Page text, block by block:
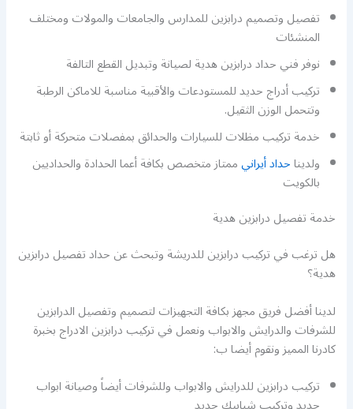
تفصيل وتصميم درابزين للمدارس والجامعات والمولات ومختلف
المنشئات
نوفر فني حداد درابزين هدية لصيانة وتبديل القطع التالفة
تركيب أدراج حديد للمستودعات والأقبية مناسبة للاماكن الرطبة
وتتحمل الوزن الثقيل.
خدمة تركيب مظلات للسيارات والحدائق بمفصلات متحركة أو ثابتة
ولديناحداد أيرانيممتاز متخصص بكافة أعما الحدادة والحداديين
بالكويت
خدمة تفصيل درابزين هدية
هل ترغب في تركيب درابزين للدريشة وتبحث عن حداد تفصيل درابزين
هدية؟
لدينا أفضل فريق مجهز بكافة التجهيزات لتصميم وتفصيل الدرابزين
للشرفات والدرايش والابواب ونعمل في تركيب درابزين الادراج بخبرة
كادرنا المميز ونقوم أيضا ب:
تركيب درابزين للدرايش والابواب وللشرفات أيضاً وصيانة ابواب